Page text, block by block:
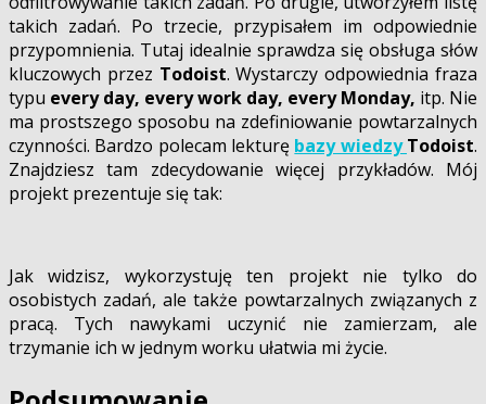
takich zadań. Po trzecie, przypisałem im odpowiednie
przypomnienia. Tutaj idealnie sprawdza się obsługa słów
kluczowych przez Todoist. Wystarczy odpowiednia fraza
typu every day, every work day, every Monday, itp. Nie
ma prostszego sposobu na zdefiniowanie powtarzalnych
czynności. Bardzo polecam lekturę bazy wiedzyTodoist.
Znajdziesz tam zdecydowanie więcej przykładów. Mój
projekt prezentuje się tak:
Jak widzisz, wykorzystuję ten projekt nie tylko do
osobistych zadań, ale także powtarzalnych związanych z
pracą. Tych nawykami uczynić nie zamierzam, ale
trzymanie ich w jednym worku ułatwia mi życie.